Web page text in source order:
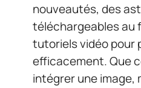
nouveautés, des
téléchargeables au
tutoriels vidéo pour
efficacement. Que
intégrer une image,